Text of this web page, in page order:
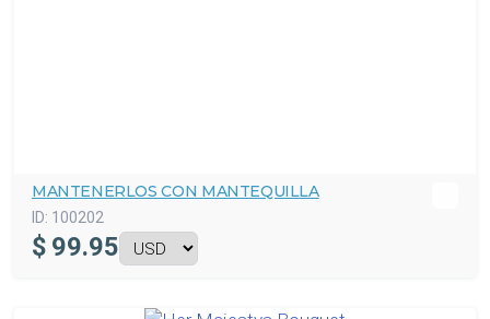
MANTENERLOS CON MANTEQUILLA
ID: 100202
$ 99.95